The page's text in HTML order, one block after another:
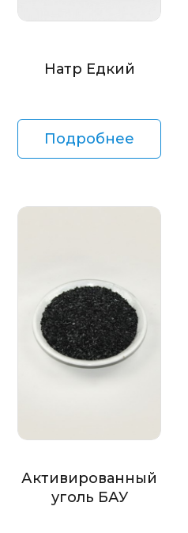
Натр Едкий
Подробнее
Активированный
уголь БАУ